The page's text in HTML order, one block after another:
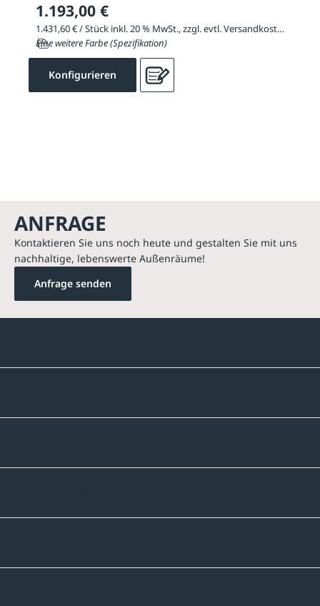
1.193,00 €
1.431,60 € / Stück inkl. 20 % MwSt., zzgl. evtl. Versandkosten
Eine weitere Farbe (Spezifikation)
Konfigurieren
ANFRAGE
Kontaktieren Sie uns noch heute und gestalten Sie mit uns
nachhaltige, lebenswerte Außenräume!
Anfrage senden